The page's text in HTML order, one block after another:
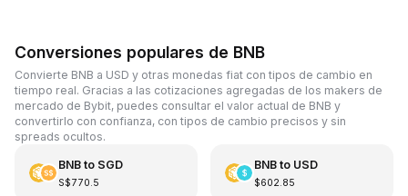
Conversiones populares de BNB
Convierte BNB a USD y otras monedas fiat con tipos de cambio en
tiempo real. Gracias a las cotizaciones agregadas de los makers de
mercado de Bybit, puedes consultar el valor actual de BNB y
convertirlo con confianza, con tipos de cambio precisos y sin
spreads ocultos.
BNBto SGD
S$770.5
BNBto USD
$602.85